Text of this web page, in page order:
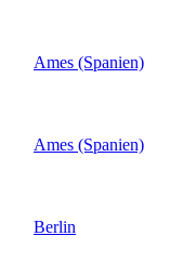
Ames (Spanien)
Ames (Spanien)
Berlin